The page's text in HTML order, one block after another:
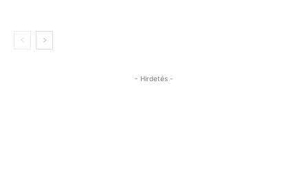
- Hirdetés -